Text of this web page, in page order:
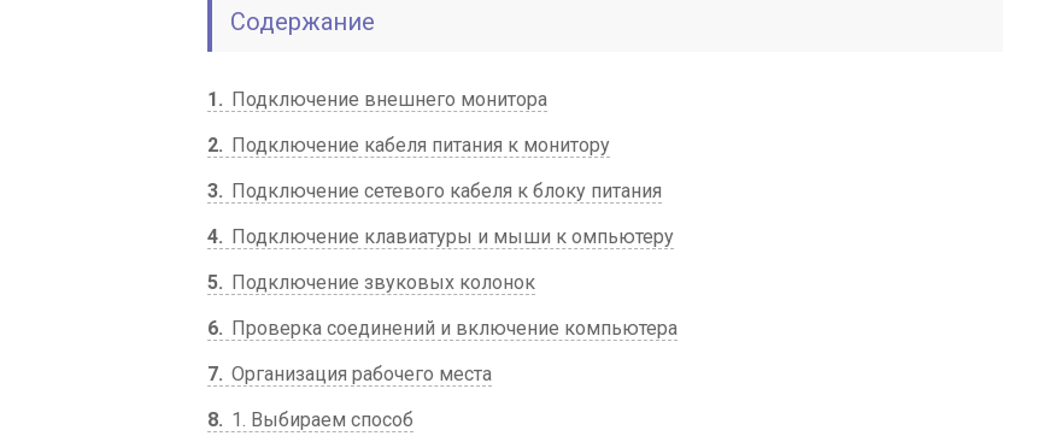
Содержание
1
Подключение внешнего монитора
2
Подключение кабеля питания к монитору
3
Подключение сетевого кабеля к блоку питания
4
Подключение клавиатуры и мыши к омпьютеру
5
Подключение звуковых колонок
6
Проверка соединений и включение компьютера
7 Организация рабочего места
8
1. Выбираем способ